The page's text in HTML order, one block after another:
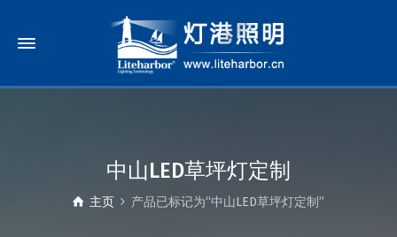
中山LED草坪灯定制
主页 产品已标记为“中山LED草坪灯定制”